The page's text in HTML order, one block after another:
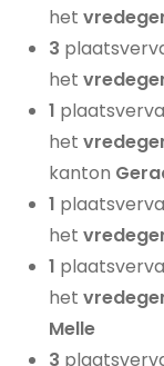
het
3
het
1
het
kanton
1
het
1
het
Melle
3